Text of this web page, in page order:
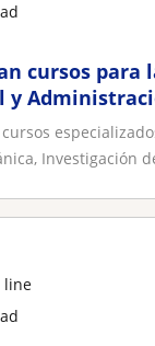
cursos
y
Investigación
line